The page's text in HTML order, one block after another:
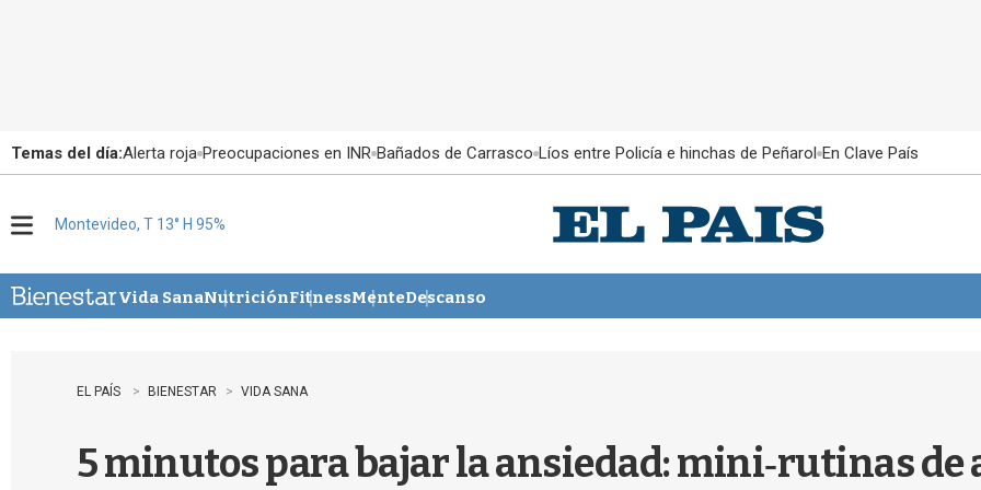
Temas del día:Alerta roja Preocupaciones en INR Bañados de Carrasco Líos entre Policía e hinchas de Peñarol En Clave País
u
Montevideo, T 13° H 95%
Vida SanaNutriciónFitnessMenteDescanso
EL PAÍS BIENESTAR VIDA SANA
5 minutos para bajar la ansiedad: mini‑rutinas de